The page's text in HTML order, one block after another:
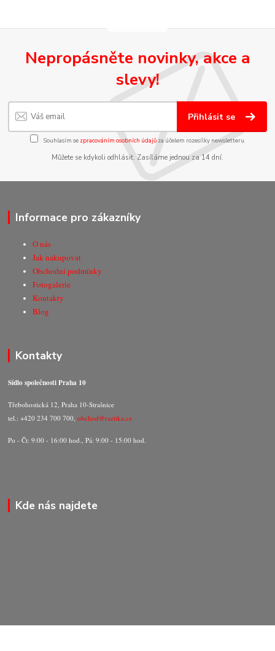
Nepropásněte novinky, akce a
slevy!
Přihlásit se
Souhlasím se zpracováním osobních údajůza účelem rozesílky newsletteru.
Můžete se kdykoli odhlásit. Zasíláme jednou za 14 dní.
Informace pro zákazníky
O nás
Jak nakupovat
Obchodní podmínky
Fotogalerie
Kontakty
Blog
Kontakty
Sídlo společnosti Praha 10
Třebohostická 12, Praha 10-Strašnice
tel.: +420 234 700 700,obchod@razitka.cz
Po - Čt: 9:00 - 16:00 hod., Pá: 9:00 - 15:00 hod.
Kde nás najdete